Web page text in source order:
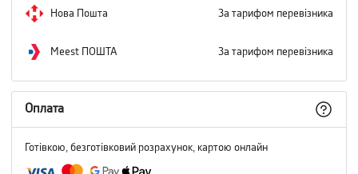
Нова Пошта За тарифом перевізника
Meest ПОШТА За тарифом перевізника
Оплата
Готівкою, безготівковий розрахунок, картою онлайн